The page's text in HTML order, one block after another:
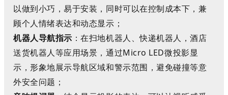
以做到小巧，易于安装，同时可以在控制成本下，兼
顾个人情绪表达和动态显示；
机器人导航指示 ：在扫地机器人、快递机器人，酒店
送货机器人等应用场景，通过Micro LED微投影显
示，形象地展示导航区域和警示范围，避免碰撞等意
外安全问题；